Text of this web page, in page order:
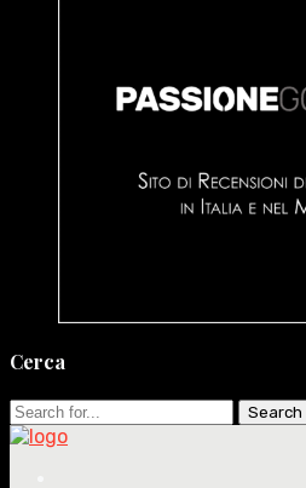
Cerca
Search
for: